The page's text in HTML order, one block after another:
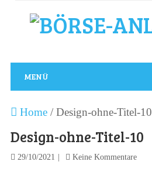
MENÜ
Home/ Design-ohne-Titel-10
Design-ohne-Titel-10
29/10/2021 Keine Kommentare